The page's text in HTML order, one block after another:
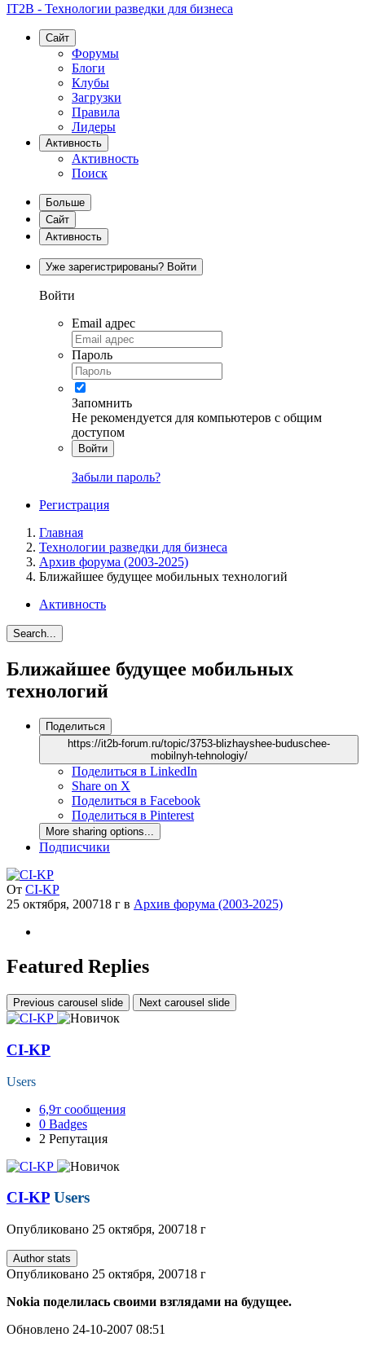
IT2B - Технологии разведки для бизнеса
Сайт
Форумы
Блоги
Клубы
Загрузки
Правила
Лидеры
Активность
Активность
Поиск
Больше
Сайт
Активность
Уже зарегистрированы? Войти
Войти
Email адрес
Пароль
Запомнить
Не рекомендуется для компьютеров с общим
доступом
Войти
Забыли пароль?
Регистрация
Главная
Технологии разведки для бизнеса
Архив форума (2003-2025)
Ближайшее будущее мобильных технологий
Активность
Search...
Ближайшее будущее мобильных
технологий
Поделиться
https://it2b-forum.ru/topic/3753-blizhayshee-buduschee-
mobilnyh-tehnologiy/
Поделиться в LinkedIn
Share on X
Поделиться в Facebook
Поделиться в Pinterest
More sharing options...
Подписчики
От CI-KP
25 октября, 200718 г в Архив форума (2003-2025)
Featured Replies
Previous carousel slide Next carousel slide
CI-KP
Users
6,9т сообщения
0 Badges
2 Репутация
CI-KP Users
Опубликовано 25 октября, 200718 г
Author stats
Опубликовано 25 октября, 200718 г
Nokia поделилась своими взглядами на будущее.
Обновлено 24-10-2007 08:51